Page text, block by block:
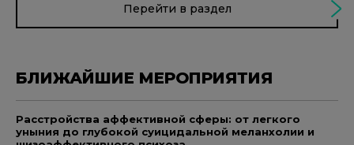
Перейти в раздел
БЛИЖАЙШИЕ МЕРОПРИЯТИЯ
Расстройства аффективной сферы: от легкого
уныния до глубокой суицидальной меланхолии и